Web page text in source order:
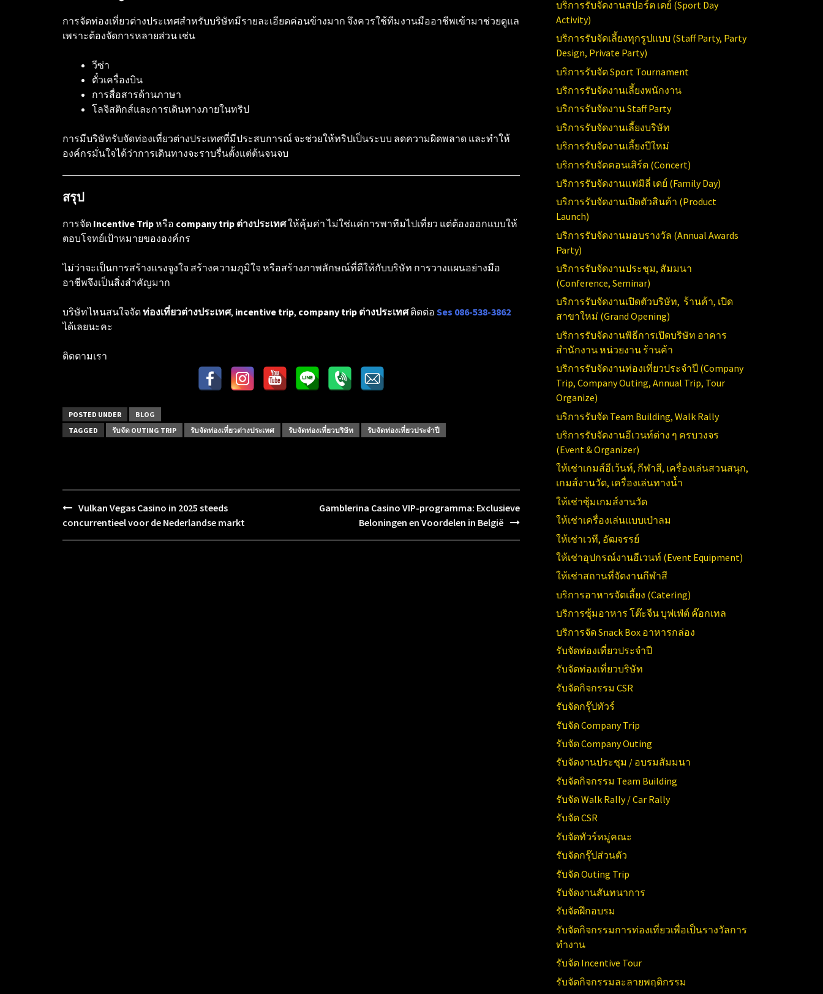
การจัดท่องเที่ยวต่างประเทศสำหรับบริษัทมีรายละเอียดค่อนข้างมาก จึงควรใช้ทีมงานมืออาชีพเข้ามาช่วยดูแล
เพราะต้องจัดการหลายส่วน เช่น
วีซ่า
ตั๋วเครื่องบิน
การสื่อสารด้านภาษา
โลจิสติกส์และการเดินทางภายในทริป
การมีบริษัทรับจัดท่องเที่ยวต่างประเทศที่มีประสบการณ์ จะช่วยให้ทริปเป็นระบบ ลดความผิดพลาด และทำให้
องค์กรมั่นใจได้ว่าการเดินทางจะราบรื่นตั้งแต่ต้นจนจบ
สรุป
การจัด Incentive Tripหรือ company trip ต่างประเทศให้คุ้มค่า ไม่ใช่แค่การพาทีมไปเที่ยว แต่ต้องออกแบบให้
ตอบโจทย์เป้าหมายขององค์กร
ไม่ว่าจะเป็นการสร้างแรงจูงใจ สร้างความภูมิใจ หรือสร้างภาพลักษณ์ที่ดีให้กับบริษัท การวางแผนอย่างมือ
อาชีพจึงเป็นสิ่งสำคัญมาก
บริษัทไหนสนใจจัดท่องเที่ยวต่างประเทศ, incentive trip, company trip ต่างประเทศติดต่อ Ses 086-538-3862
ได้เลยนะคะ
ติดตามเรา
POSTED UNDER
BLOG
TAGGED
รับจัด OUTING TRIP รับจัดท่องเที่ยวต่างประเทศ รับจัดท่องเที่ยวบริษัท รับจัดท่องเที่ยวประจำปี
Post
navigation
Vulkan Vegas Casino in 2025 steeds
concurrentieel voor de Nederlandse markt
Gamblerina Casino VIP-programma: Exclusieve
Beloningen en Voordelen in België
บริการรับจัดงานสปอร์ต เดย์ (Sport Day
Activity)
บริการรับจัดเลี้ยงทุกรูปแบบ (Staff Party, Party
Design, Private Party)
บริการรับจัดSport Tournament
บริการรับจัดงานเลี้ยงพนักงาน
บริการรับจัดงานStaff Party
บริการรับจัดงานเลี้ยงบริษัท
บริการรับจัดงานเลี้ยงปีใหม่
บริการรับจัดคอนเสิร์ต (Concert)
บริการรับจัดงานแฟมิลี่ เดย์ (Family Day)
บริการรับจัดงานเปิดตัวสินค้า (Product
Launch)
บริการรับจัดงานมอบรางวัล (Annual Awards
Party)
บริการรับจัดงานประชุม, สัมมนา
(Conference, Seminar)
บริการรับจัดงานเปิดตัวบริษัท, ร้านค้า, เปิด
สาขาใหม่ (Grand Opening)
บริการรับจัดงานพิธีการเปิดบริษัท อาคาร
สำนักงาน หน่วยงาน ร้านค้า
บริการรับจัดงานท่องเที่ยวประจำปี (Company
Trip, Company Outing, Annual Trip, Tour
Organize)
บริการรับจัด Team Building, Walk Rally
บริการรับจัดงานอีเวนท์ต่าง ๆ ครบวงจร
(Event & Organizer)
ให้เช่าเกมส์อีเว้นท์, กีฬาสี, เครื่องเล่นสวนสนุก,
เกมส์งานวัด, เครื่องเล่นทางน้ำ
ให้เช่าซุ้มเกมส์งานวัด
ให้เช่าเครื่องเล่นแบบเป่าลม
ให้เช่าเวที, อัฒจรรย์
ให้เช่าอุปกรณ์งานอีเวนท์ (Event Equipment)
ให้เช่าสถานที่จัดงานกีฬาสี
บริการอาหารจัดเลี้ยง (Catering)
บริการซุ้มอาหาร โต๊ะจีน บุฟเฟ่ต์ ค๊อกเทล
บริการจัด Snack Box อาหารกล่อง
รับจัดท่องเที่ยวประจำปี
รับจัดท่องเที่ยวบริษัท
รับจัดกิจกรรม CSR
รับจัดกรุ๊ปทัวร์
รับจัด Company Trip
รับจัด Company Outing
รับจัดงานประชุม / อบรมสัมมนา
รับจัดกิจกรรม Team Building
รับจัด Walk Rally / Car Rally
รับจัด CSR
รับจัดทัวร์หมู่คณะ
รับจัดกรุ๊ปส่วนตัว
รับจัด Outing Trip
รับจัดงานสันทนาการ
รับจัดฝึกอบรม
รับจัดกิจกรรมการท่องเที่ยวเพื่อเป็นรางวัลการ
ทำงาน
รับจัด Incentive Tour
รับจัดกิจกรรมละลายพฤติกรรม